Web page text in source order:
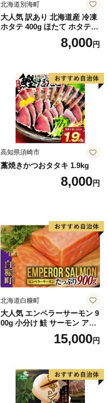
北海道別海町
大人気 訳あり 北海道産 冷凍
ホタテ 400g ほたて ホタテ
8,000円
高知県須崎市
藁焼きかつおタタキ 1.9kg
8,000円
北海道白糠町
大人気 エンペラーサーモン 9
00g 小分け 鮭 サーモン アト
ランティックサーモン 水産
庁長官賞 受賞 さけ シャケ し
満足 美味しい 贈答 生食用 刺
身 お刺身 刺し身 魚介類 海鮮
冷凍 厚切り 薄切り ふるさと
納税 ふるさとチョイス チョ
15,000円